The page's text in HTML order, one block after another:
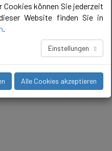
Cookies können Sie jederzeit
Website finden Sie in
.
Einstellungen
Alle Cookies akzeptieren